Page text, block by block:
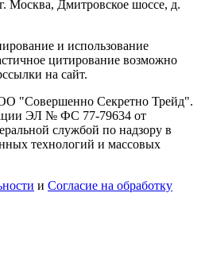
Москва, Дмитровское шоссе, д.
и использование
цитирование возможно
на сайт.
"Совершенно Секретно Трейд".
ЭЛ № ФС 77-79634 от
службой по надзору в
технологий и массовых
и Согласие на обработку